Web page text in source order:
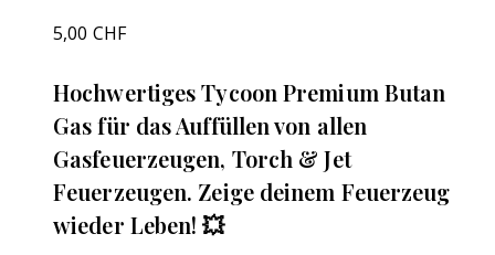
5,00 CHF
Hochwertiges Tycoon Premium Butan
Gas für das Auffüllen von allen
Gasfeuerzeugen, Torch & Jet
Feuerzeugen. Zeige deinem Feuerzeug
wieder Leben! 💥